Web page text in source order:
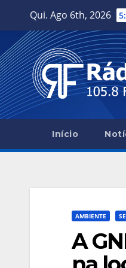
content
Qui. Ago 6th, 2026
Início
AMBIENTE
A